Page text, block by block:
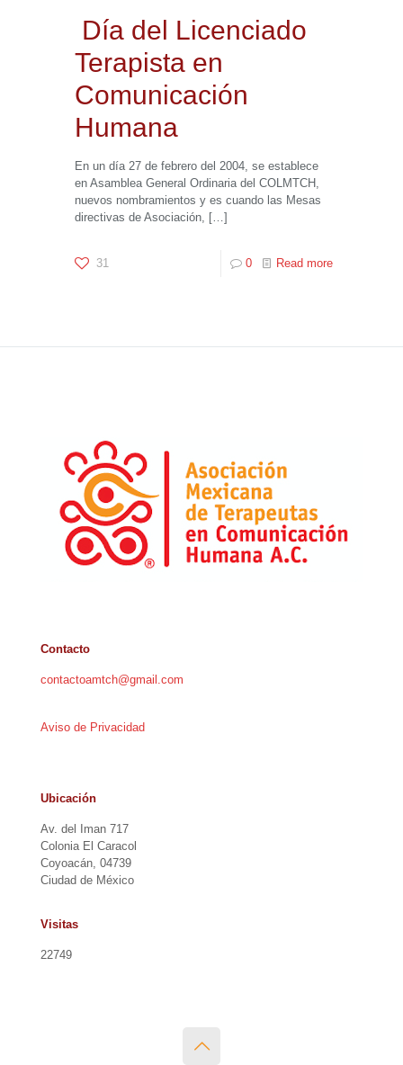
Día del Licenciado
Terapista en
Comunicación
Humana
En un día 27 de febrero del 2004, se establece
en Asamblea General Ordinaria del COLMTCH,
nuevos nombramientos y es cuando las Mesas
directivas de Asociación, […]
31 0 Read more
Contacto
contactoamtch@gmail.com
Aviso de Privacidad
Ubicación
Av. del Iman 717
Colonia El Caracol
Coyoacán, 04739
Ciudad de México
Visitas
22749